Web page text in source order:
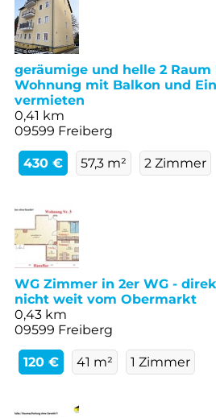
geräumige und helle 2 Raum
Wohnung mit Balkon und
vermieten
0,41 km
09599 Freiberg
430 € 57,3 m² 2 Zimmer
WG Zimmer in 2er WG -
nicht weit vom Obermarkt
0,43 km
09599 Freiberg
120 € 41 m² 1 Zimmer